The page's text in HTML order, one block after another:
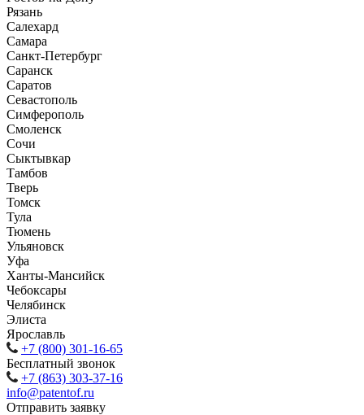
Рязань
Салехард
Самара
Санкт-Петербург
Саранск
Саратов
Севастополь
Симферополь
Смоленск
Сочи
Сыктывкар
Тамбов
Тверь
Томск
Тула
Тюмень
Ульяновск
Уфа
Ханты-Мансийск
Чебоксары
Челябинск
Элиста
Ярославль
+7 (800) 301-16-65
Бесплатный звонок
+7 (863) 303-37-16
info@patentof.ru
Отправить заявку